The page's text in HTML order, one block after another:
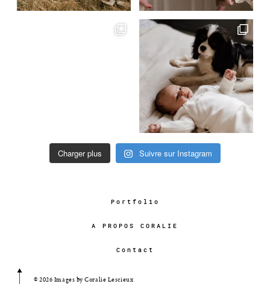
Charger plus Suivre sur Instagram
Portfolio
A PROPOS CORALIE
Contact
© 2026 Images by Coralie Lescieux